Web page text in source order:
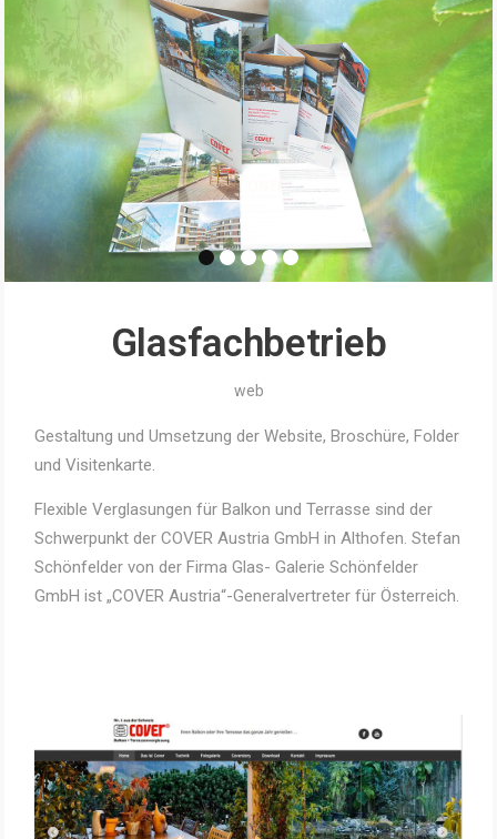
Glasfachbetrieb
web
Gestaltung und Umsetzung der Website, Broschüre, Folder
und Visitenkarte.
Flexible Verglasungen für Balkon und Terrasse sind der
Schwerpunkt der COVER Austria GmbH in Althofen. Stefan
Schönfelder von der Firma Glas- Galerie Schönfelder
GmbH ist „COVER Austria“-Generalvertreter für Österreich.